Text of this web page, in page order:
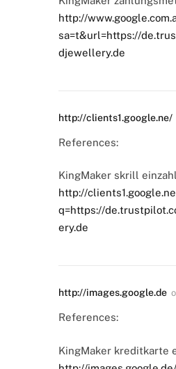
http://
sa=t&url=https://
djewellery.de
http://clients1.google.ne/
References:
KingMaker skrill
http://
q=https://
ery.de
http://images.google.de
References:
KingMaker kreditkarte